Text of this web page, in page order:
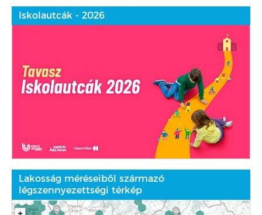
Iskolautcák - 2026
Lakosság méréseiből származó
légszennyezettségi térkép